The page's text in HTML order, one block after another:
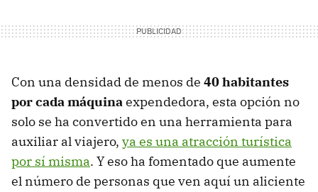
Con una densidad de menos de 40 habitantes
por cada máquinaexpendedora, esta opción no
solo se ha convertido en una herramienta para
auxiliar al viajero, ya es una atracción turística
por sí misma. Y eso ha fomentado que aumente
el número de personas que ven aquí un aliciente